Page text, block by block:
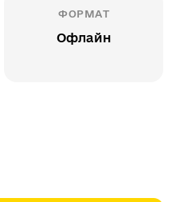
ФОРМАТ
Офлайн